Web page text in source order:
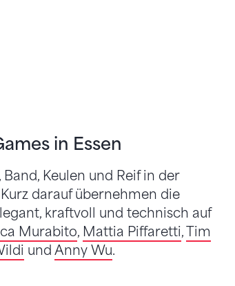
in Essen
Keulen und Reif in der
darauf übernehmen die
kraftvoll und technisch auf
Murabito, Mattia Piffaretti,Tim
und Anny Wu.